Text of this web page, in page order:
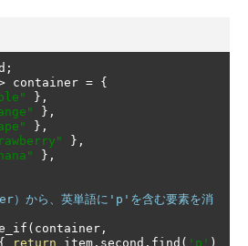
;
container = {
},
},
},
},
},
から、英単語に'p'を含む要素を消
( container ,
{ return item . second . find ( 'p' )